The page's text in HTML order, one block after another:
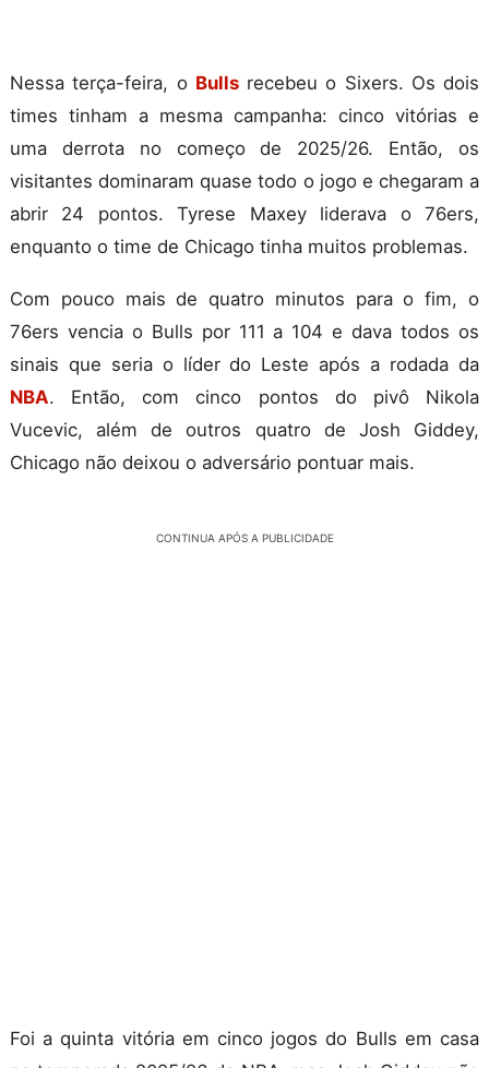
Nessa terça-feira, o Bullsrecebeu o Sixers. Os dois
times tinham a mesma campanha: cinco vitórias e
uma derrota no começo de 2025/26. Então, os
visitantes dominaram quase todo o jogo e chegaram a
abrir 24 pontos. Tyrese Maxey liderava o 76ers,
enquanto o time de Chicago tinha muitos problemas.
Com pouco mais de quatro minutos para o fim, o
76ers vencia o Bulls por 111 a 104 e dava todos os
sinais que seria o líder do Leste após a rodada da
NBA. Então, com cinco pontos do pivô Nikola
Vucevic, além de outros quatro de Josh Giddey,
Chicago não deixou o adversário pontuar mais.
CONTINUA APÓS A PUBLICIDADE
Foi a quinta vitória em cinco jogos do Bulls em casa